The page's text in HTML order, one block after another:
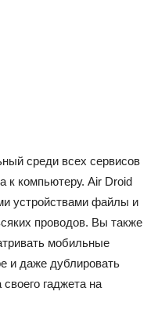
среди всех сервисов
к компьютеру. Air Droid
устройствами файлы и
проводов. Вы также
мобильные
и даже дублировать
гаджета на